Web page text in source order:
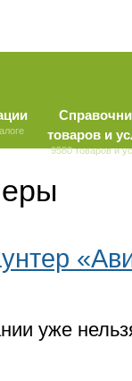
товаров и
9580 товаров и
уже